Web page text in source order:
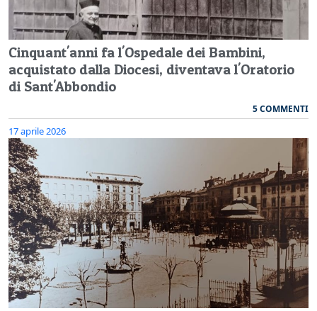
Cinquant'anni fa l'Ospedale dei Bambini,
acquistato dalla Diocesi, diventava l'Oratorio
di Sant'Abbondio
5 COMMENTI
17 aprile 2026